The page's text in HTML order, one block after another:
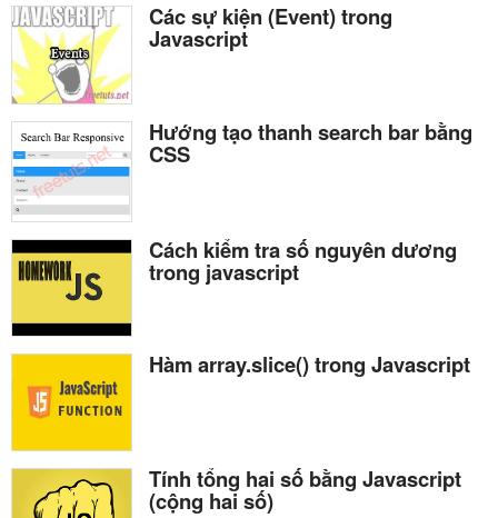
Các sự kiện (Event) trong
Javascript
Hướng tạo thanh search bar bằng
CSS
Cách kiểm tra số nguyên dương
trong javascript
Hàm array.slice() trong Javascript
Tính tổng hai số bằng Javascript
(cộng hai số)